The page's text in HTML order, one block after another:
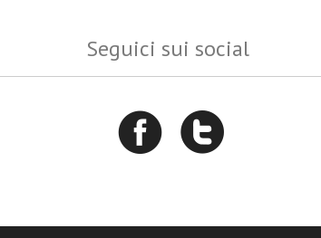
Seguici sui social